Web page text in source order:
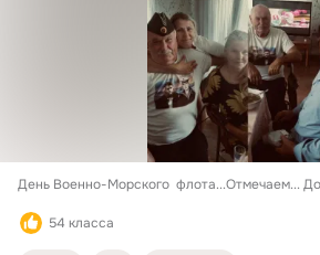
День Военно-Морского  флота...Отмечаем...
54 класса